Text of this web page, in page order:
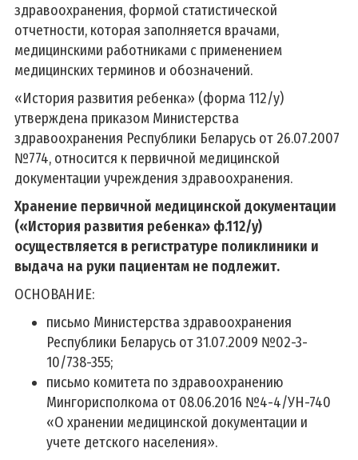
здравоохранения, формой статистической
отчетности, которая заполняется врачами,
медицинскими работниками с применением
медицинских терминов и обозначений.
«История развития ребенка» (форма 112/у)
утверждена приказом Министерства
здравоохранения Республики Беларусь от 26.07.2007
№774, относится к первичной медицинской
документации учреждения здравоохранения.
Хранение первичной медицинской документации
(«История развития ребенка» ф.112/у)
осуществляется в регистратуре поликлиники и
выдача на руки пациентам не подлежит.
ОСНОВАНИЕ:
письмо Министерства здравоохранения
Республики Беларусь от 31.07.2009 №02-3-
10/738-355;
письмо комитета по здравоохранению
Мингорисполкома от 08.06.2016 №4-4/УН-740
«О хранении медицинской документации и
учете детского населения».